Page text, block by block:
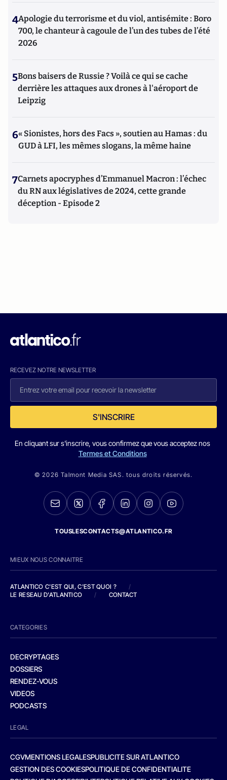
4Apologie du terrorisme et du viol, antisémite : Boro
700, le chanteur à cagoule de l’un des tubes de l’été
2026
5Bons baisers de Russie ? Voilà ce qui se cache
derrière les attaques aux drones à l'aéroport de
Leipzig
6« Sionistes, hors des Facs », soutien au Hamas : du
GUD à LFI, les mêmes slogans, la même haine
7Carnets apocryphes d’Emmanuel Macron : l’échec
du RN aux législatives de 2024, cette grande
déception - Episode 2
RECEVEZ NOTRE NEWSLETTER
S'INSCRIRE
En cliquant sur s'inscrire, vous confirmez que vous acceptez nos
Termes et Conditions
© 2026 Talmont Media SAS. tous droits réservés.
TOUSLESCONTACTS@ATLANTICO.FR
MIEUX NOUS CONNAITRE
ATLANTICO C'EST QUI, C'EST QUOI ?
/
LE RESEAU D'ATLANTICO
/ CONTACT
CATEGORIES
DECRYPTAGES
DOSSIERS
RENDEZ-VOUS
VIDEOS
PODCASTS
LEGAL
CGVMENTIONS LEGALESPUBLICITE SUR ATLANTICO
GESTION DES COOKIESPOLITIQUE DE CONFIDENTIALITE